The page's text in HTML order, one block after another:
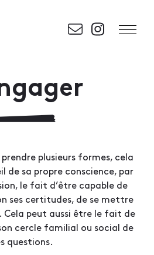
plusieurs formes, cela
de sa propre conscience, par
le fait d’être capable de
ses certitudes, de se mettre
Cela peut aussi être le fait de
cercle familial ou social de
questions.